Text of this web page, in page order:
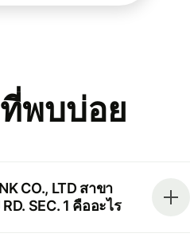
พบบ่อย
CO., LTD สาขา
SEC. 1 คืออะไร